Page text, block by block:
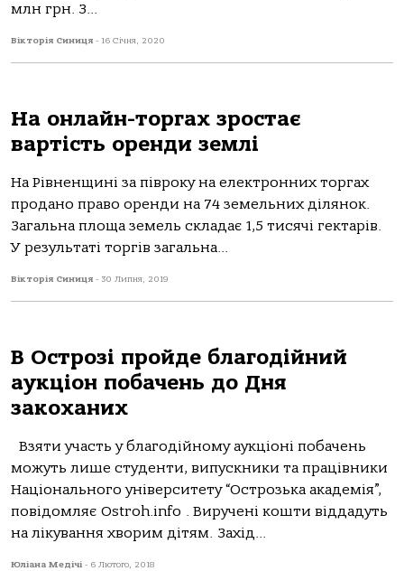
млн грн. З...
Вікторія Синиця - 16 Січня, 2020
На онлайн-торгах зростає
вартість оренди землі
На Рівненщині за півроку на електронних торгах
продано право оренди на 74 земельних ділянок.
Загальна площа земель складає 1,5 тисячі гектарів.
У результаті торгів загальна...
Вікторія Синиця - 30 Липня, 2019
В Острозі пройде благодійний
аукціон побачень до Дня
закоханих
Взяти участь у благодійному аукціоні побачень
можуть лише студенти, випускники та працівники
Національного університету “Острозька академія”,
повідомляє Оstroh.info . Виручені кошти віддадуть
на лікування хворим дітям. Захід...
Юліана Медічі - 6 Лютого, 2018